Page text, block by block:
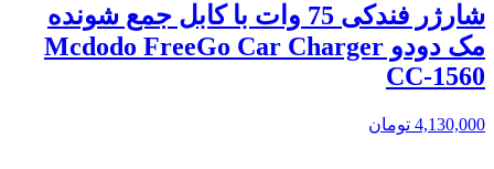
شارژر فندکی 75 وات با کابل جمع شونده
مک دودو Mcdodo FreeGo Car Charger
CC-1560
4,130,000 تومان